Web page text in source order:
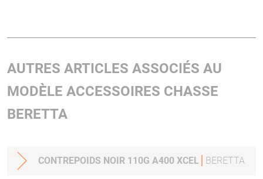
AUTRES ARTICLES ASSOCIÉS AU
MODÈLE ACCESSOIRES CHASSE
BERETTA
CONTREPOIDS NOIR 110G A400 XCEL BERETTA